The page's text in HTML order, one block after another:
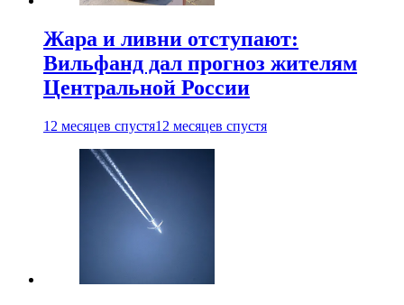
Жара и ливни отступают:
Вильфанд дал прогноз жителям
Центральной России
12 месяцев спустя12 месяцев спустя